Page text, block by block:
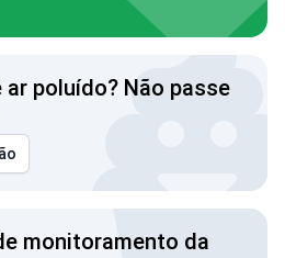
poluído? Não passe
monitoramento da